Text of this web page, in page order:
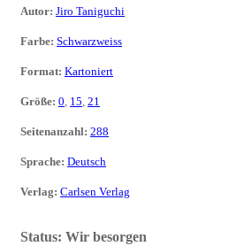
Autor: Jiro Taniguchi
Farbe: Schwarzweiss
Format: Kartoniert
Größe: 0, 15, 21
Seitenanzahl: 288
Sprache: Deutsch
Verlag: Carlsen Verlag
Status: Wir besorgen